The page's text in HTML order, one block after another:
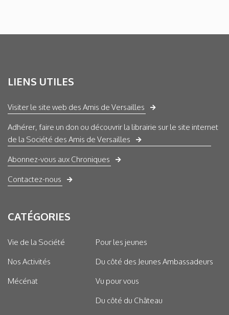
LIENS UTILES
Visiter le site web des Amis de Versailles
Adhérer, faire un don ou découvrir la librairie sur le site internet
de la Société des Amis de Versailles
Abonnez-vous aux Chroniques
Contactez-nous
CATÉGORIES
Vie de la Société
Nos Activités
Mécénat
Pour les jeunes
Du côté des Jeunes Ambassadeurs
Vu pour vous
Du côté du Château